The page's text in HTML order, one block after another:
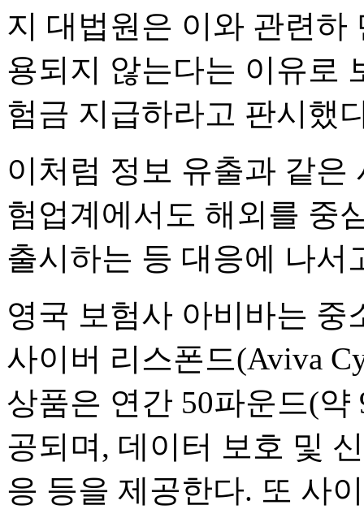
지 대법원은 이와 관련하
용되지 않는다는 이유로
험금 지급하라고 판시했
이처럼 정보 유출과 같은
험업계에서도 해외를 중
출시하는 등 대응에 나서
영국 보험사 아비바는 중
사이버 리스폰드(Aviva
상품은 연간 50파운드(
공되며, 데이터 보호 및
응 등을 제공한다. 또 사